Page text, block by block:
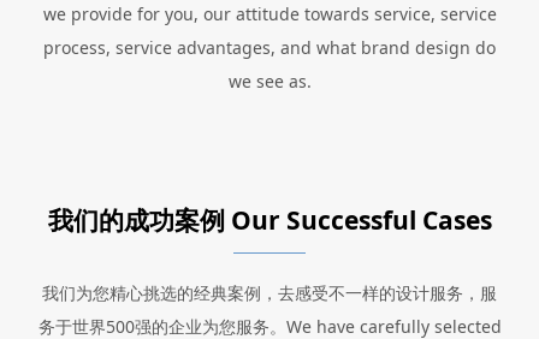
we provide for you, our attitude towards service, service
process, service advantages, and what brand design do
we see as.
我们的成功案例 Our Successful Cases
我们为您精心挑选的经典案例，去感受不一样的设计服务，服
务于世界500强的企业为您服务。We have carefully selected